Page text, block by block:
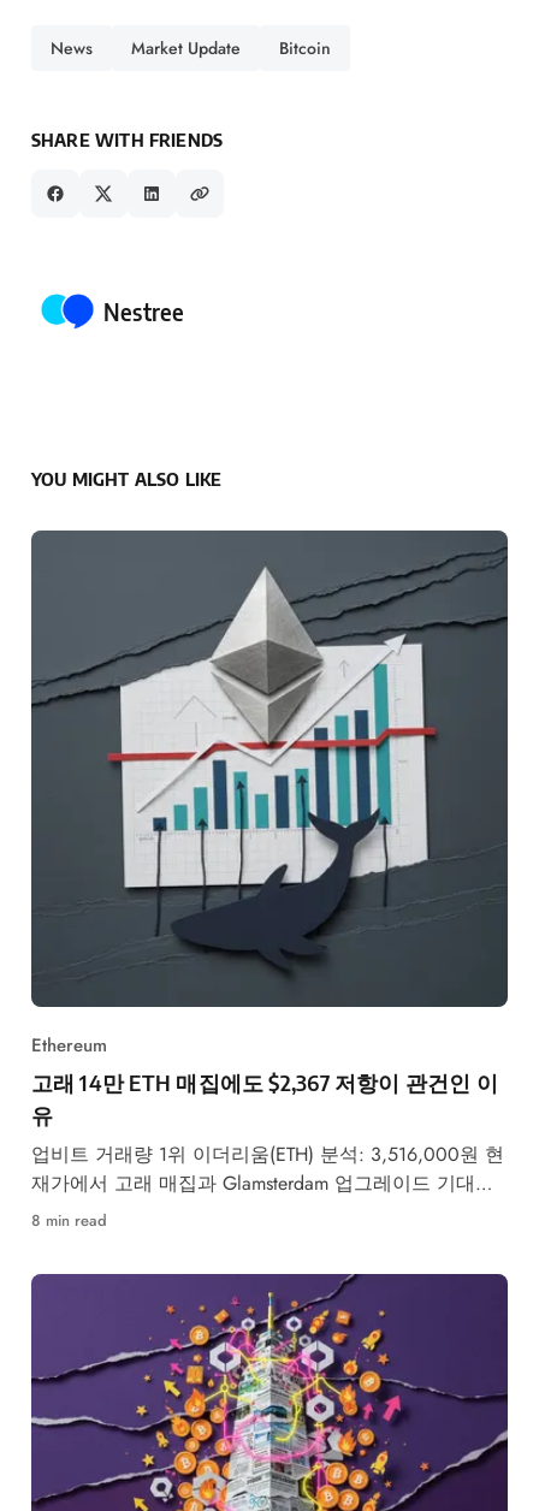
News Market Update Bitcoin
SHARE WITH FRIENDS
Posted by
Nestree
YOU MIGHT ALSO LIKE
Ethereum
고래 14만 ETH 매집에도 $2,367 저항이 관건인 이
유
업비트 거래량 1위 이더리움(ETH) 분석: 3,516,000원 현
재가에서 고래 매집과 Glamsterdam 업그레이드 기대감
속 $2,367 저항 돌파 여부가 핵심입니다.
8 min read